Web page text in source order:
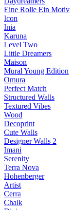
Eine Rolle Ein Motiv
Icon
Inia
Karuna
Level Two
Little Dreamers
Maison
Mural Young Edition
Omura
Perfect Match
Structured Walls
Textured Vibes
Wood
Decoprint
Cute Walls
Designer Walls 2
Imani
Serenity
Terra Nova
Hohenberger
Artist
Cerra
Chalk